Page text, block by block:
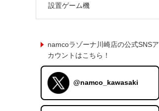
設置ゲーム機
namcoラゾーナ川崎店の公式SNSア
カウントはこちら！
@namco_kawasaki